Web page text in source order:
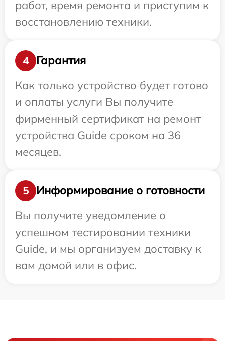
работ, время ремонта и приступим к
восстановлению техники.
4
Гарантия
Как только устройство будет готово
и оплаты услуги Вы получите
фирменный сертификат на ремонт
устройства Guide сроком на 36
месяцев.
5
Информирование о готовности
Вы получите уведомление о
успешном тестировании техники
Guide, и мы организуем доставку к
вам домой или в офис.